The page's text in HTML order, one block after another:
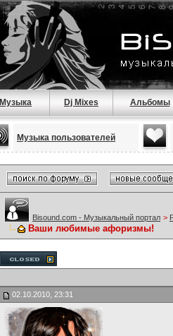
Музыка Dj Mixes Альбомы
Музыка пользователей
Bisound.com - Музыкальный портал >
Ваши любимые афоризмы!
02.10.2010, 23:31